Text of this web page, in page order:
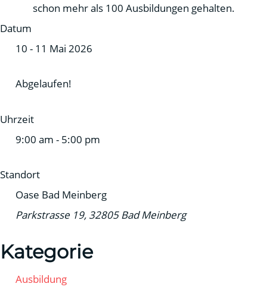
schon mehr als 100 Ausbildungen gehalten.
Datum
10 - 11 Mai 2026
Abgelaufen!
Uhrzeit
9:00 am - 5:00 pm
Standort
Oase Bad Meinberg
Parkstrasse 19, 32805 Bad Meinberg
Kategorie
Ausbildung